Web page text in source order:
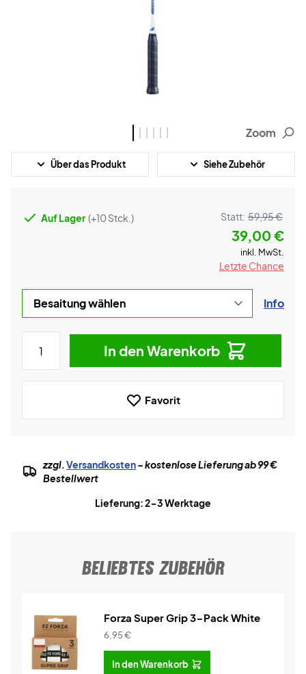
Zoom
Über das Produkt Siehe Zubehör
Auf Lager (+10 Stck.) Statt: 59,95 €
39,00 €
inkl. MwSt.
Letzte Chance
Info
In den Warenkorb
Favorit
zzgl.Versandkosten– kostenlose Lieferung ab 99 €
Bestellwert
Lieferung: 2-3 Werktage
BELIEBTES ZUBEHÖR
Forza Super Grip 3-Pack White
6,95€
In den Warenkorb